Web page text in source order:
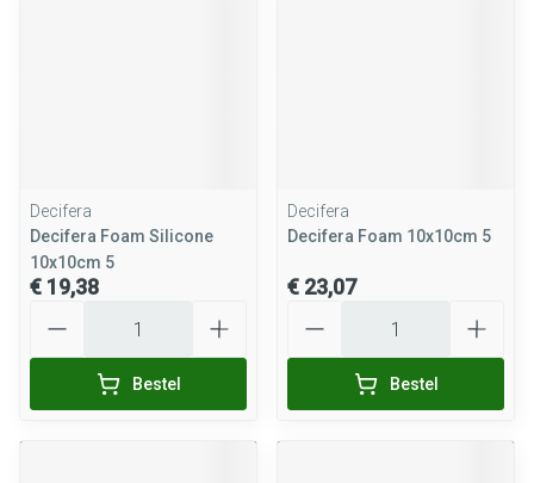
Decifera
Decifera Foam Silicone
10x10cm 5
€ 19,38
Bestel
Decifera
Decifera Foam 10x10cm 5
€ 23,07
Bestel